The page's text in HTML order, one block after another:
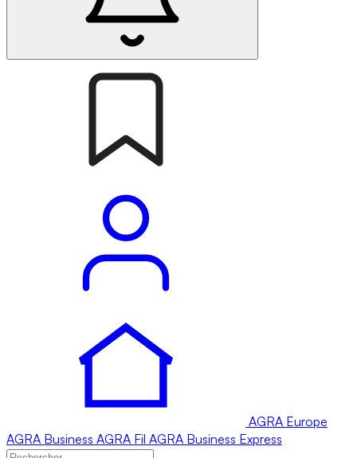
AGRA Europe
AGRA Business AGRA Fil AGRA Business Express